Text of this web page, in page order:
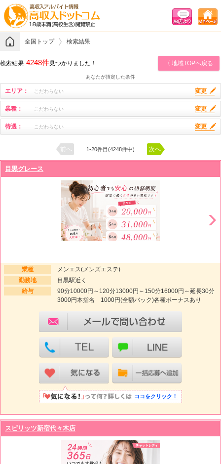
全国トップ 検索結果
検索結果 4248件見つかりました！ 〈 地域TOPへ戻る
あなたが指定した条件
エリア： こだわらない 変更
業種： こだわらない 変更
待遇： こだわらない 変更
前へ 1-20件目(4248件中) 次へ
目黒グレース
業種
メンエス(メンズエステ)
勤務地
目黒駅近く
給与
90分10000円～120分13000円～150分16000円～延長30分
3000円本指名 1000円(全額バック)各種ボーナスあり
ココをクリック！
スピリッツ新宿代々木店